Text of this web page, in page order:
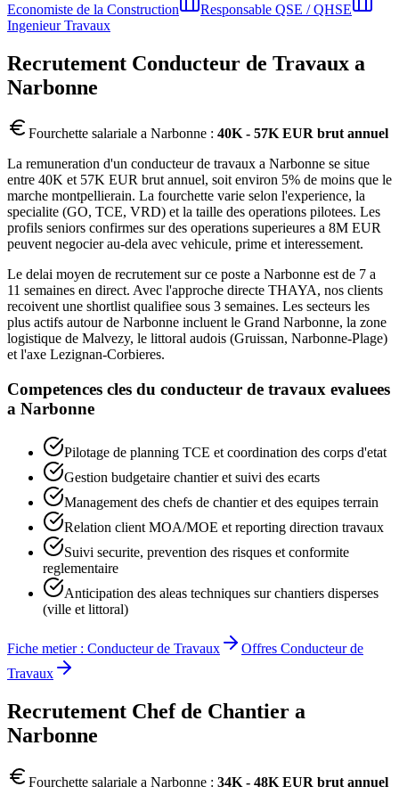
Economiste de la Construction
Responsable QSE / QHSE
Ingenieur Travaux
Recrutement Conducteur de Travaux a
Narbonne
Fourchette salariale a Narbonne : 40K - 57K EUR brut annuel
La remuneration d'un conducteur de travaux a Narbonne se situe
entre 40K et 57K EUR brut annuel, soit environ 5% de moins que le
marche montpellierain. La fourchette varie selon l'experience, la
specialite (GO, TCE, VRD) et la taille des operations pilotees. Les
profils seniors confirmes sur des operations superieures a 8M EUR
peuvent negocier au-dela avec vehicule, prime et interessement.
Le delai moyen de recrutement sur ce poste a Narbonne est de 7 a
11 semaines en direct. Avec l'approche directe THAYA, nos clients
recoivent une shortlist qualifiee sous 3 semaines. Les secteurs les
plus actifs autour de Narbonne incluent le Grand Narbonne, la zone
logistique de Malvezy, le littoral audois (Gruissan, Narbonne-Plage)
et l'axe Lezignan-Corbieres.
Competences cles du conducteur de travaux evaluees
a Narbonne
Pilotage de planning TCE et coordination des corps d'etat
Gestion budgetaire chantier et suivi des ecarts
Management des chefs de chantier et des equipes terrain
Relation client MOA/MOE et reporting direction travaux
Suivi securite, prevention des risques et conformite
reglementaire
Anticipation des aleas techniques sur chantiers disperses
(ville et littoral)
Fiche metier : Conducteur de Travaux Offres Conducteur de
Travaux
Recrutement Chef de Chantier a
Narbonne
Fourchette salariale a Narbonne : 34K - 48K EUR brut annuel